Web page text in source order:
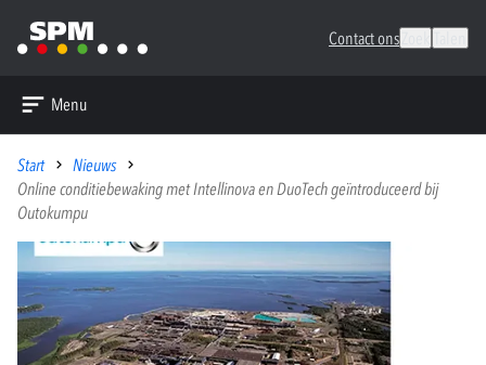
Contact ons
Menu
Start
Nieuws
Online conditiebewaking met Intellinova en DuoTech geïntroduceerd bij
Outokumpu